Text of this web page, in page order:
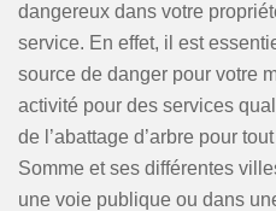
dangereux dans votre
service. En effet, il est
source de danger pour votre
activité pour des services
de l’abattage d’arbre pour
Somme et ses différentes
une voie publique ou dans